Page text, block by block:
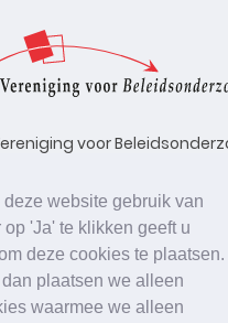
website gebruik van
'Ja' te klikken geeft u
deze cookies te plaatsen.
plaatsen we alleen
waarmee we alleen
voor
van beleidsonderzoek,
in opdracht van
uitvoerende
en bedrijfsleven.